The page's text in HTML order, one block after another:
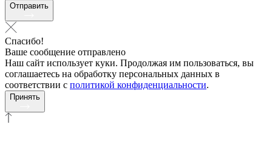
Отправить
Спасибо!
Ваше сообщение отправлено
Наш сайт использует куки. Продолжая им пользоваться, вы
соглашаетесь на обработку персональных данных в
соответствии с политикой конфиденциальности.
Принять